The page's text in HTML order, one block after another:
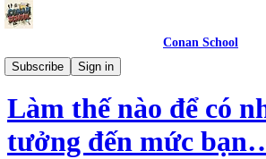
Conan School
Subscribe
Sign in
Content
Làm thế nào để có
tưởng đến mức